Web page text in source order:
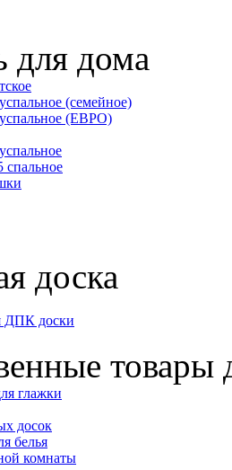
для дома
(семейное)
(ЕВРО)
спальное
доска
ДПК доски
товары
глажки
досок
белья
комнаты